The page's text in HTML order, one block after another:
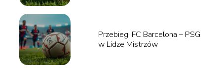
Przebieg: FC Barcelona – PSG
w Lidze Mistrzów